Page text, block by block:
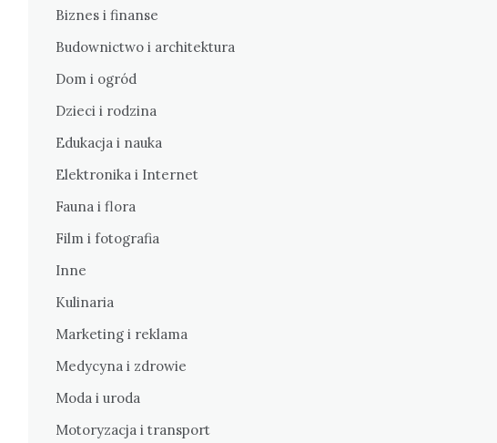
Biznes i finanse
Budownictwo i architektura
Dom i ogród
Dzieci i rodzina
Edukacja i nauka
Elektronika i Internet
Fauna i flora
Film i fotografia
Inne
Kulinaria
Marketing i reklama
Medycyna i zdrowie
Moda i uroda
Motoryzacja i transport